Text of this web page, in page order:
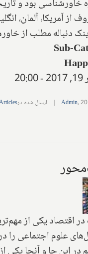
خاورشناسی بود و
از آمریکا، آلمان،
دنباله مطلب از
Sub-
Admin,
| ارسال شده در
اقتصاد یکی از
علوم اجتماعی را